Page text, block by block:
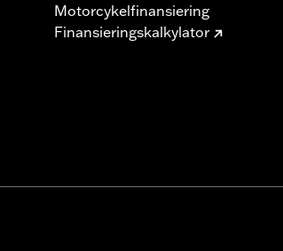
Motorcykelfinansiering
Finansieringskalkylator